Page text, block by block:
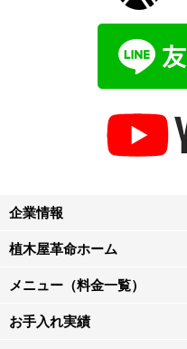
企業情報
植木屋革命ホーム
メニュー（料金一覧）
お手入れ実績